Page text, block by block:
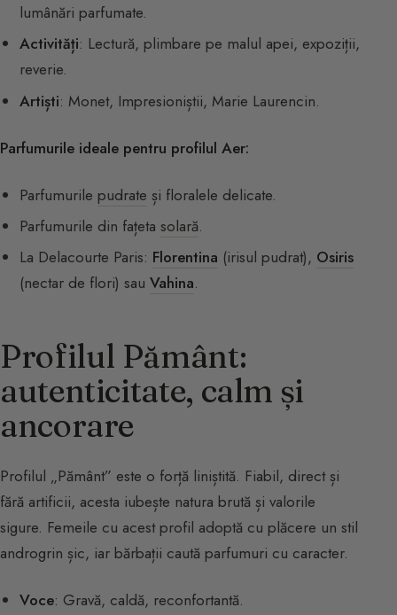
lumânări parfumate.
Activități: Lectură, plimbare pe malul apei, expoziții,
reverie.
Artiști: Monet, Impresioniștii, Marie Laurencin.
Parfumurile ideale pentru profilul Aer:
Parfumurilepudrate și floralele delicate.
Parfumurile din fațetasolară.
La Delacourte Paris: Florentina (irisul pudrat), Osiris
(nectar de flori) sauVahina.
Profilul Pământ:
autenticitate, calm și
ancorare
Profilul „Pământ” este o forță liniștită. Fiabil, direct și
fără artificii, acesta iubește natura brută și valorile
sigure. Femeile cu acest profil adoptă cu plăcere un stil
androgrin șic, iar bărbații caută parfumuri cu caracter.
Voce: Gravă, caldă, reconfortantă.